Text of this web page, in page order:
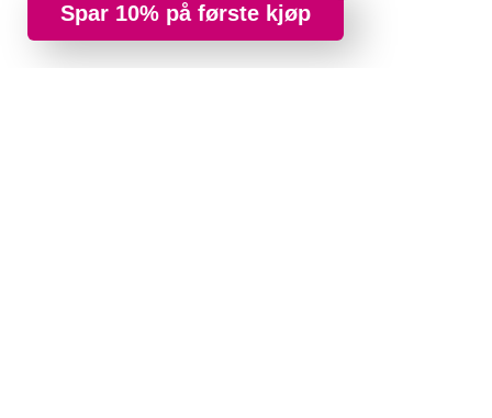
Spar 10% på første kjøp